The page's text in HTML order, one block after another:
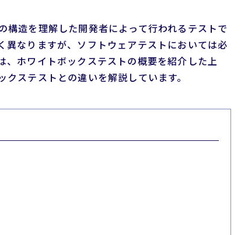
構造を理解した開発者によって行われるテストで
異なりますが、ソフトウェアテストにおいては必
、ホワイトボックステストの概要を紹介した上
ステストとの違いを解説しています。